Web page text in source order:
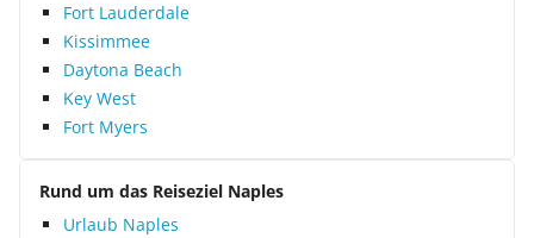
Fort Lauderdale
Kissimmee
Daytona Beach
Key West
Fort Myers
Rund um das Reiseziel Naples
Urlaub Naples